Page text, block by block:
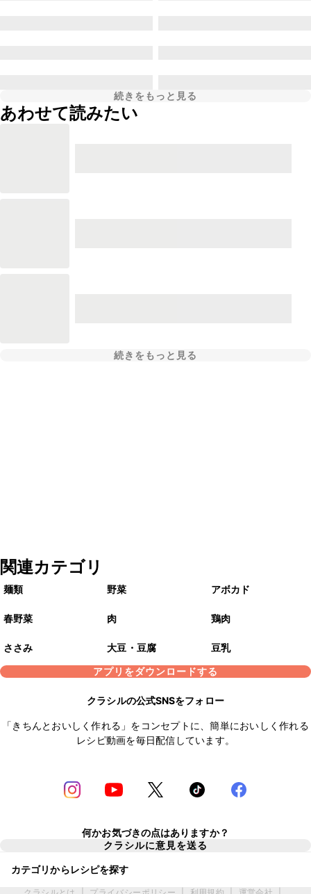
続きをもっと見る
あわせて読みたい
続きをもっと見る
関連カテゴリ
麺類 野菜 アボカド
春野菜 肉 鶏肉
ささみ 大豆・豆腐
豆乳
アプリをダウンロードする
クラシルの公式SNSをフォロー
「きちんとおいしく作れる」をコンセプトに、簡単においしく作れる
レシピ動画を毎日配信しています。
何かお気づきの点はありますか？
クラシルに意見を送る
カテゴリからレシピを探す